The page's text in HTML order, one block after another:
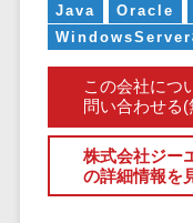
農
デ
Java Oracle
WindowsServer
この会社につ
問い合わせる(
株式会社ジー
の詳細情報を